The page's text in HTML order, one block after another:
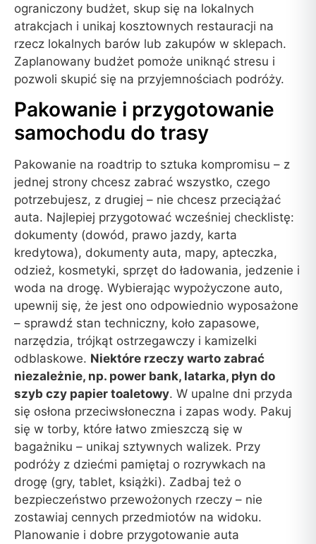
ograniczony budżet, skup się na lokalnych
atrakcjach i unikaj kosztownych restauracji na
rzecz lokalnych barów lub zakupów w sklepach.
Zaplanowany budżet pomoże uniknąć stresu i
pozwoli skupić się na przyjemnościach podróży.
Pakowanie i przygotowanie
samochodu do trasy
Pakowanie na roadtrip to sztuka kompromisu – z
jednej strony chcesz zabrać wszystko, czego
potrzebujesz, z drugiej – nie chcesz przeciążać
auta. Najlepiej przygotować wcześniej checklistę:
dokumenty (dowód, prawo jazdy, karta
kredytowa), dokumenty auta, mapy, apteczka,
odzież, kosmetyki, sprzęt do ładowania, jedzenie i
woda na drogę. Wybierając wypożyczone auto,
upewnij się, że jest ono odpowiednio wyposażone
– sprawdź stan techniczny, koło zapasowe,
narzędzia, trójkąt ostrzegawczy i kamizelki
odblaskowe. Niektóre rzeczy warto zabrać
niezależnie, np. power bank, latarka, płyn do
szyb czy papier toaletowy. W upalne dni przyda
się osłona przeciwsłoneczna i zapas wody. Pakuj
się w torby, które łatwo zmieszczą się w
bagażniku – unikaj sztywnych walizek. Przy
podróży z dziećmi pamiętaj o rozrywkach na
drogę (gry, tablet, książki). Zadbaj też o
bezpieczeństwo przewożonych rzeczy – nie
zostawiaj cennych przedmiotów na widoku.
Planowanie i dobre przygotowanie auta